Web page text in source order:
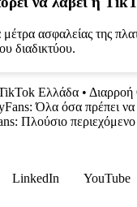
ασφαλείας της
διαδικτύου.
Ελλάδα • Διαρροή
Όλα όσα πρέπει να
Πλούσιο περιεχόμενο
LinkedIn YouTube